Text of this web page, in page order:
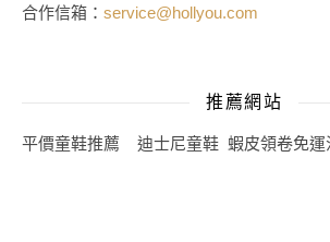
合作信箱： service@hollyou.com
推薦網站
平價童鞋推薦 迪士尼童鞋 蝦皮領卷免運